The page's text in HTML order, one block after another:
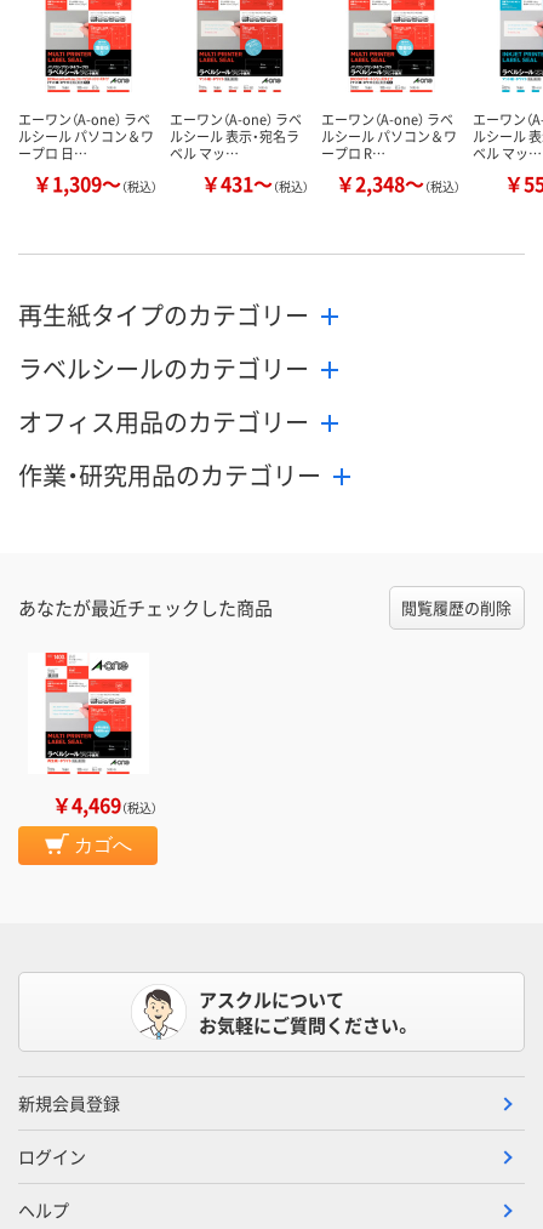
カゴへ カゴへ カ
エーワン（A-one） ラベ
ルシール パソコン＆ワ
ープロ 日…
￥1,309～（税込）
エーワン（A-one） ラベ
ルシール 表示・宛名ラ
ベル マッ…
￥431～（税込）
エーワン（A-one） ラベ
ルシール パソコン＆ワ
ープロ R…
￥2,348～（税込）
エーワン（
ルシール
ベル マッ…
￥
再生紙タイプのカテゴリー
ラベルシールのカテゴリー
オフィス用品のカテゴリー
作業・研究用品のカテゴリー
あなたが最近チェックした商品 閲覧履歴の削除
￥4,469（税込）
カゴへ
アスクルについて
お気軽にご質問ください。
新規会員登録
ログイン
ヘルプ